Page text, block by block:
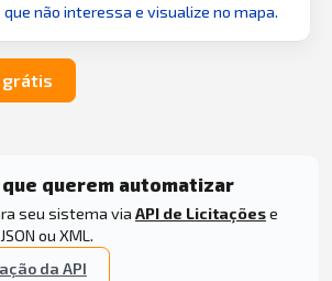
não interessa e visualize no mapa.
grátis
querem automatizar
seu sistema via API de Licitaçõese
ou XML.
da API